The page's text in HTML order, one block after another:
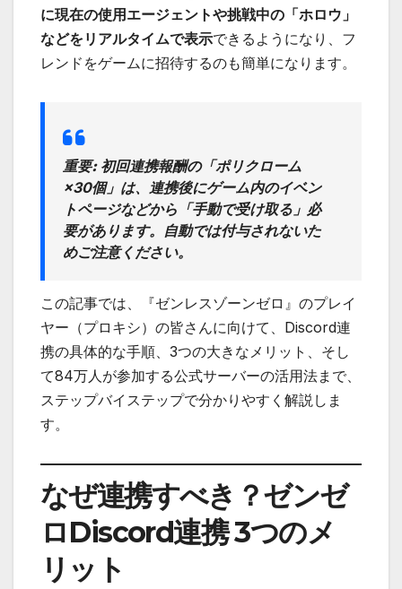
に現在の使用エージェントや挑戦中の「ホロウ」
などをリアルタイムで表示できるようになり、フ
レンドをゲームに招待するのも簡単になります。
重要:初回連携報酬の「ポリクローム
×30個」は、連携後にゲーム内のイベン
トページなどから「手動で受け取る」必
要があります。自動では付与されないた
めご注意ください。
この記事では、『ゼンレスゾーンゼロ』のプレイ
ヤー（プロキシ）の皆さんに向けて、Discord連
携の具体的な手順、3つの大きなメリット、そし
て84万人が参加する公式サーバーの活用法まで、
ステップバイステップで分かりやすく解説しま
す。
なぜ連携すべき？ゼンゼ
ロDiscord連携 3つのメ
リット